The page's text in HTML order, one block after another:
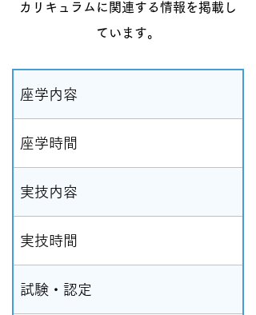
カリキュラムに関連する情報を掲載し
ています。
座学内容
座学時間
実技内容
実技時間
試験・認定